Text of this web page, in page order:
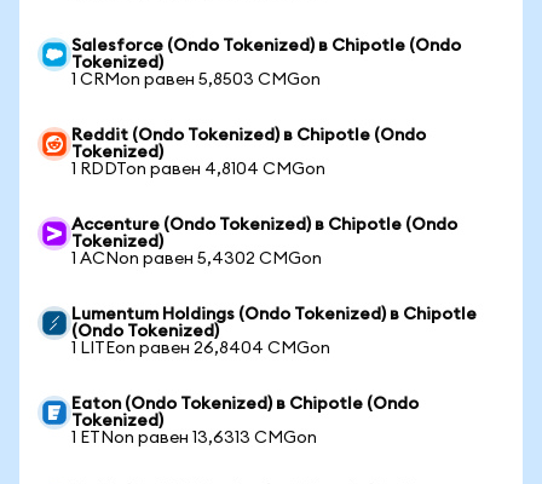
Salesforce (Ondo Tokenized) в Chipotle (Ondo
Tokenized)
1 CRMon равен 5,8503 CMGon
Reddit (Ondo Tokenized) в Chipotle (Ondo
Tokenized)
1 RDDTon равен 4,8104 CMGon
Accenture (Ondo Tokenized) в Chipotle (Ondo
Tokenized)
1 ACNon равен 5,4302 CMGon
Lumentum Holdings (Ondo Tokenized) в Chipotle
(Ondo Tokenized)
1 LITEon равен 26,8404 CMGon
Eaton (Ondo Tokenized) в Chipotle (Ondo
Tokenized)
1 ETNon равен 13,6313 CMGon